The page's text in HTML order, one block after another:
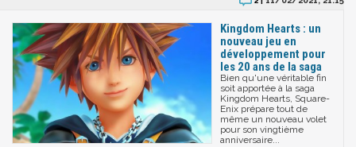
Kingdom Hearts : un
nouveau jeu en
développement pour
les 20 ans de la saga
Bien qu'une véritable fin
soit apportée à la saga
Kingdom Hearts, Square-
Enix prépare tout de
même un nouveau volet
pour son vingtième
anniversaire...